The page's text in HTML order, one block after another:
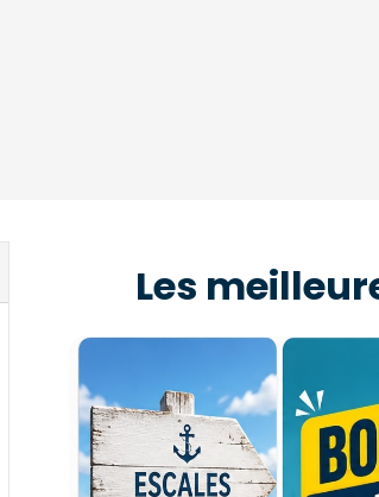
Les
Escales des bonnes affairesBons Plans